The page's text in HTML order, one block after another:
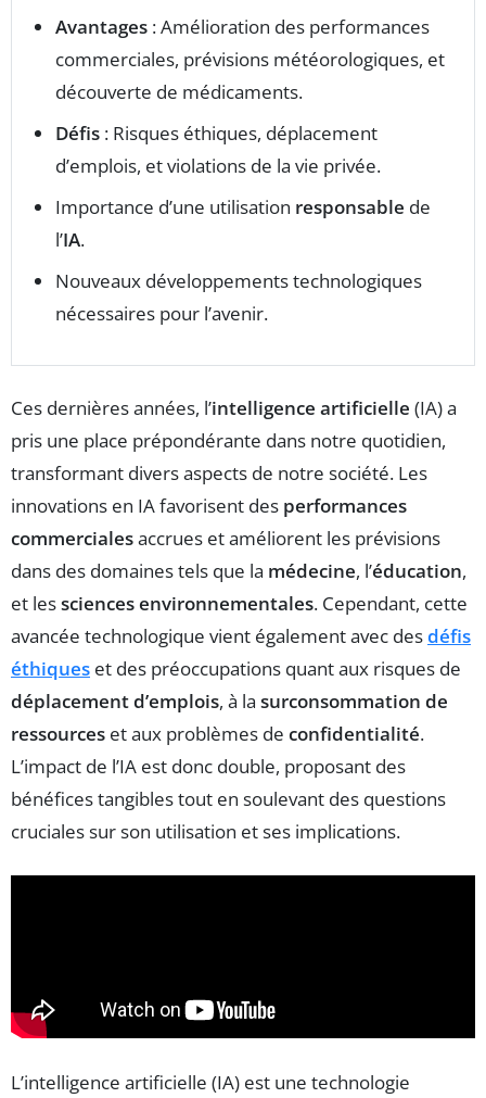
Avantages : Amélioration des performances
commerciales, prévisions météorologiques, et
découverte de médicaments.
Défis : Risques éthiques, déplacement
d’emplois, et violations de la vie privée.
Importance d’une utilisation responsable de
l’IA.
Nouveaux développements technologiques
nécessaires pour l’avenir.
Ces dernières années, l’intelligence artificielle (IA) a
pris une place prépondérante dans notre quotidien,
transformant divers aspects de notre société. Les
innovations en IA favorisent des performances
commercialesaccrues et améliorent les prévisions
dans des domaines tels que la médecine, l’éducation,
et lessciences environnementales. Cependant, cette
avancée technologique vient également avec desdéfis
éthiques et des préoccupations quant aux risques de
déplacement d’emplois, à la surconsommation de
ressources et aux problèmes de confidentialité.
L’impact de l’IA est donc double, proposant des
bénéfices tangibles tout en soulevant des questions
cruciales sur son utilisation et ses implications.
L’intelligence artificielle (IA) est une technologie